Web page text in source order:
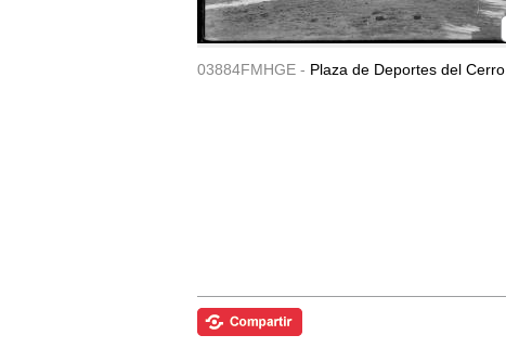
03884FMHGE - Plaza de Deportes del Cerro.